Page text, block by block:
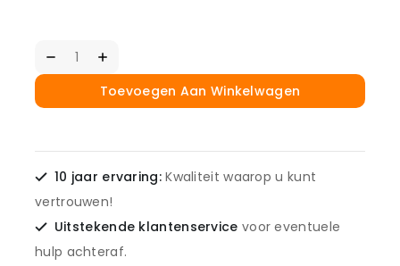
Toevoegen Aan Winkelwagen
10 jaar ervaring:Kwaliteit waarop u kunt
vertrouwen!
Uitstekende klantenservice voor eventuele
hulp achteraf.